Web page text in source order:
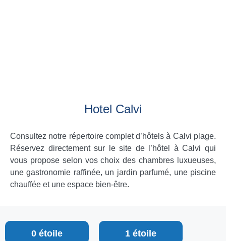
Hotel Calvi
Consultez notre répertoire complet d’hôtels à Calvi plage.
Réservez directement sur le site de l’hôtel à Calvi qui
vous propose selon vos choix des chambres luxueuses,
une gastronomie raffinée, un jardin parfumé, une piscine
chauffée et une espace bien-être.
0 étoile 1 étoile